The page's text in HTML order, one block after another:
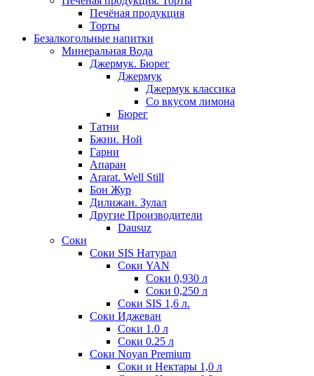
Печёная продукция
Торты
Безалкогольные напитки
Минеральная Вода
Джермук. Бюрег
Джермук
Джермук классика
Со вкусом лимона
Бюрег
Татни
Бжни. Ной
Гарни
Апаран
Ararat. Well Still
Бон Жур
Дилижан. Зулал
Другие Производители
Dausuz
Соки
Соки SIS Натурал
Соки YAN
Соки 0,930 л
Соки 0,250 л
Соки SIS 1,6 л.
Соки Иджеван
Соки 1.0 л
Соки 0.25 л
Соки Noyan Premium
Соки и Нектары 1,0 л